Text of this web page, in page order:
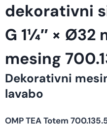
dekorativni
G 1¼″ × Ø32
mesing
Dekorativni
lavabo
OMP TEA Totem